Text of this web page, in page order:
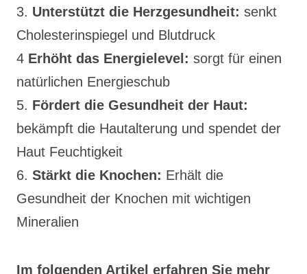
3. Unterstützt die Herzgesundheit: senkt
Cholesterinspiegel und Blutdruck
4 Erhöht das Energielevel: sorgt für einen
natürlichen Energieschub
5. Fördert die Gesundheit der Haut:
bekämpft die Hautalterung und spendet der
Haut Feuchtigkeit
6. Stärkt die Knochen: Erhält die
Gesundheit der Knochen mit wichtigen
Mineralien
Im folgenden Artikel erfahren Sie mehr